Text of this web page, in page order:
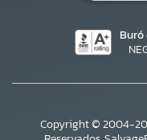
Copyright © 2004-